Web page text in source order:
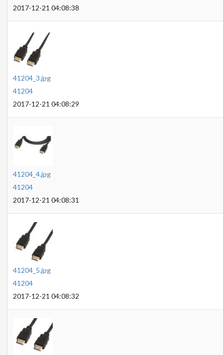
2017-12-21 04:08:38
41204_3.jpg
41204
2017-12-21 04:08:29
41204_4.jpg
41204
2017-12-21 04:08:31
41204_5.jpg
41204
2017-12-21 04:08:32